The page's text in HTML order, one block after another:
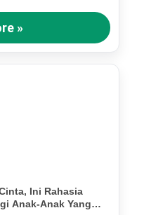
»
Ini Rahasia
Anak-Anak Yang